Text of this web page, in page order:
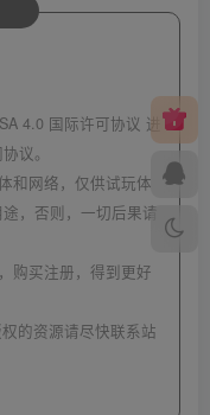
4.0 国际许可协议 进
议。
和网络，仅供试玩体
，否则，一切后果请
购买注册，得到更好
的资源请尽快联系站